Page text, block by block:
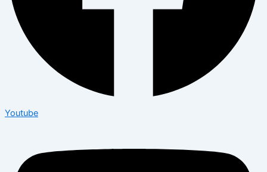
Youtube